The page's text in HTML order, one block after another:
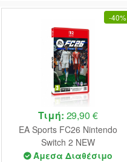
-40%
Τιμή: 29,90 €
EA Sports FC26 Nintendo
Switch 2 NEW
Άμεσα Διαθέσιμο